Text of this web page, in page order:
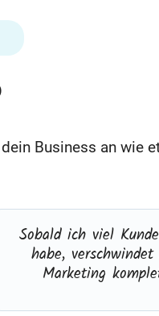
Business an wie
Sobald ich viel
habe,
Marketing